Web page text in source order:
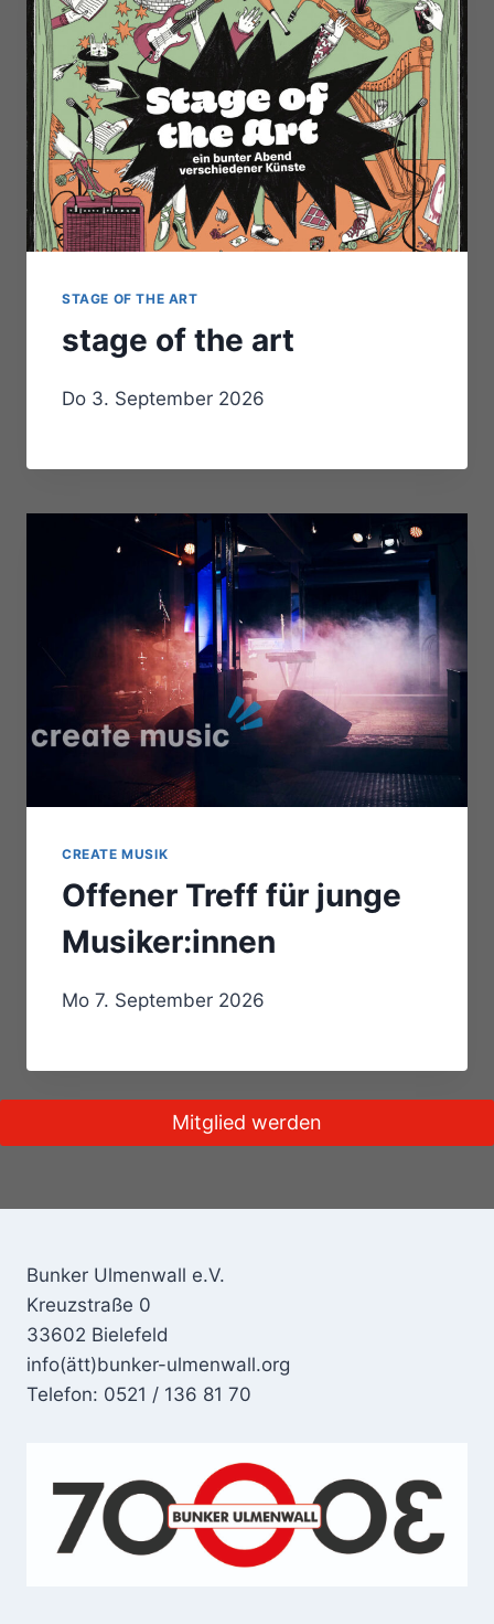
STAGE OF THE ART
stage of the art
Do 3. September 2026
CREATE MUSIK
Offener Treff für junge
Musiker:innen
Mo 7. September 2026
Mitglied werden
Bunker Ulmenwall e.V.
Kreuzstraße 0
33602 Bielefeld
info(ätt)bunker-ulmenwall.org
Telefon: 0521 / 136 81 70